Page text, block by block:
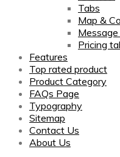
Tabs
Map &
Pricing
Features
Top rated product
Product Category
FAQs Page
Typography
Sitemap
Contact Us
About Us